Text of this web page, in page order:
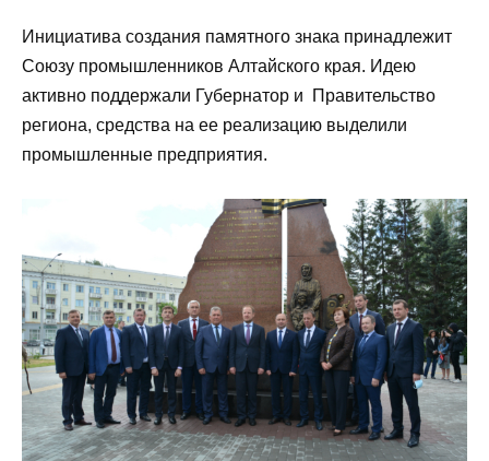
Инициатива создания памятного знака принадлежит
Союзу промышленников Алтайского края. Идею
активно поддержали Губернатор и Правительство
региона, средства на ее реализацию выделили
промышленные предприятия.